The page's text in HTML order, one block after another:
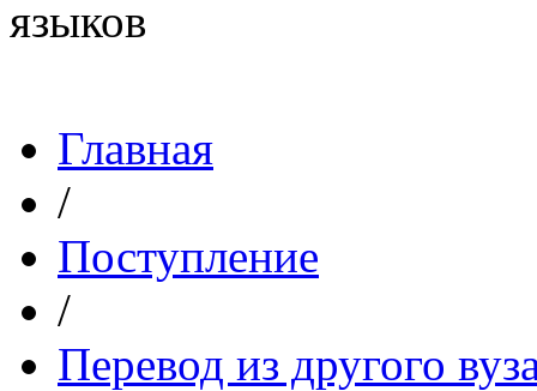
Главная
/
Поступление
/
Перевод из другого